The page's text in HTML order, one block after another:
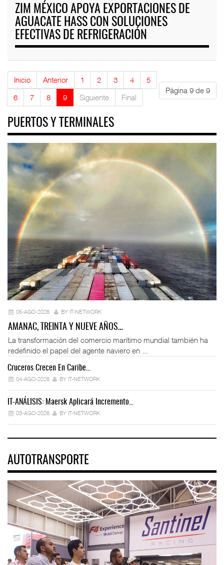
ZIM MÉXICO APOYA EXPORTACIONES DE
AGUACATE HASS CON SOLUCIONES
EFECTIVAS DE REFRIGERACIÓN
Página 9 de 9
Inicio Anterior 1 2 3 4
5
6
7 8 9 Siguiente Final
PUERTOS Y TERMINALES
05-AGO-2026 BY IT-NETWORK
AMANAC, TREINTA Y NUEVE AÑOS…
La transformación del comercio marítimo mundial también ha
redefinido el papel del agente naviero en ...
Cruceros Crecen En Caribe…
04-AGO-2026 BY IT-NETWORK
IT-ANÁLISIS: Maersk Aplicará Incremento…
03-AGO-2026 BY IT-NETWORK
AUTOTRANSPORTE